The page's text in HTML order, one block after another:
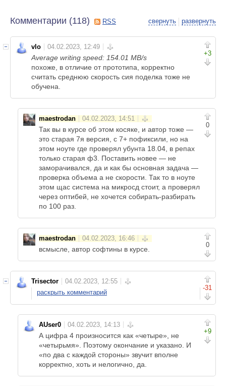
свернуть развернуть
Комментарии (118) RSS
+3
vlo
Average writing speed: 154.01 MB/s
похоже, в отличие от прототипа, корректно
считать среднюю скорость сия поделка тоже не
обучена.
0
maestrodan
Так вы в курсе об этом косяке, и автор тоже —
это старая 7я версия, с 7+ пофиксили, но на
этом ноуте где проверял убунта 18.04, в репах
только старая ф3. Поставить новее — не
заморачивался, да и как бы основная задача —
проверка объема а не скорости. Так то в ноуте
этом щас система на микросд стоит, а проверял
через оптибей, не хочется собирать-разбирать
по 100 раз.
0
maestrodan
всмысле, автор софтины в курсе.
-31
Trisector
раскрыть комментарий
+9
AUser0
А цифра 4 произносится как «четыре», не
«четырьмя». Поэтому окончание и указано. И
«по два с каждой стороны» звучит вполне
корректно, хоть и нелогично, да.